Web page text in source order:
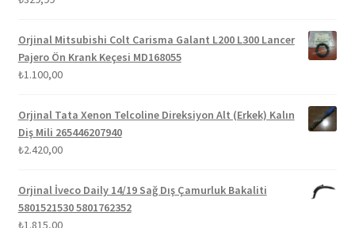
Orjinal Mitsubishi Colt Carisma Galant L200 L300 Lancer
Pajero Ön Krank Keçesi MD168055
₺1.100,00
Orjinal Tata Xenon Telcoline Direksiyon Alt (Erkek) Kalın
Diş Mili 265446207940
₺2.420,00
Orjinal İveco Daily 14/19 Sağ Dış Çamurluk Bakaliti
5801521530 5801762352
₺1.815,00